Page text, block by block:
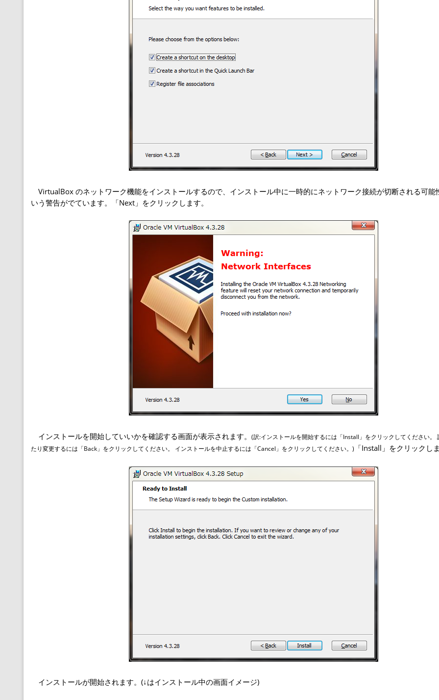
VirtualBox のネットワーク機能をインストールするので、インストール中に一時的にネットワーク接続が切断される可能
いう警告がでています。「Next」をクリックします。
インストールを開始していいかを確認する画面が表示されます。 (訳:インストールを開始するには「Install」をクリックしてください。
たり変更するには「Back」をクリックしてください。 インストールを中止するには「Cancel」をクリックしてください。) 「Install」をクリックし
インストールが開始されます。(↓はインストール中の画面イメージ)